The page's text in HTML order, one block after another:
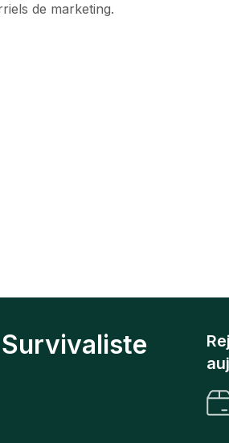
de marketing.
d’énorme se prépare ! Notre